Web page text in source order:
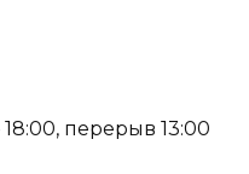
перерыв 13:00